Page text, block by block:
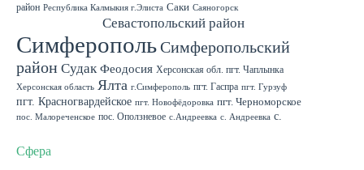
район Республика Калмыкия г.Элиста Саки Саяногорск
Севастопольский район
СимферопольСимферопольский
район Судак Феодосия Херсонская обл. пгт. Чаплынка
Херсонская область Ялта г.Симферополь пгт. Гаспра пгт. Гурзуф
пгт. Красногвардейское пгт. Новофёдоровка пгт. Черноморское
пос. Малореченское пос. Оползневое с.Андреевка с. Андреевка с.
с.Школьное
Сфера